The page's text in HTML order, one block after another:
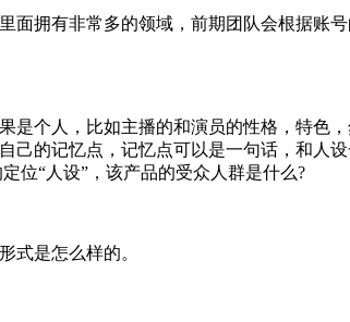
拥有非常多的领域，前期团队会根据账
个人，比如主播的和演员的性格，特色
己的记忆点，记忆点可以是一句话，和
位“人设”，该产品的受众人群是什么?
是怎么样的。